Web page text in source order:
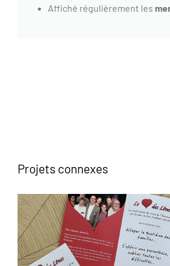
Affiché régulièrement les
Projets connexes